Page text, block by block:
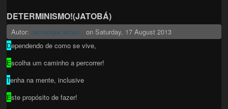
DETERMINISMO!(JATOBÁ)
Autor: conceição corde... on Saturday, 17 August 2013
Dependendo de como se vive,
Escolha um caminho a percorrer!
Tenha na mente, inclusive
Este propósito de fazer!